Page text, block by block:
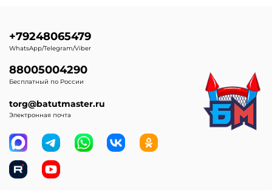
+79248065479
WhatsApp/Telegram/Viber
88005004290
Бесплатный по России
torg@batutmaster.ru
Электронная почта